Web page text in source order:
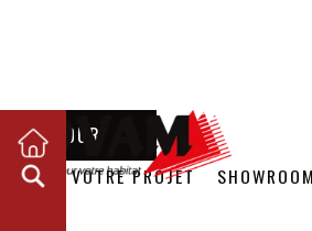
VOTRE PROJET SHOWROOM
RETOUR